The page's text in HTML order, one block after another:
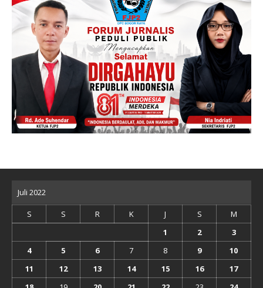
Juli 2022
S S R K J S
M
1
2
3
4
5 6 7 8 9
10
11
12 13 14 15 16
17